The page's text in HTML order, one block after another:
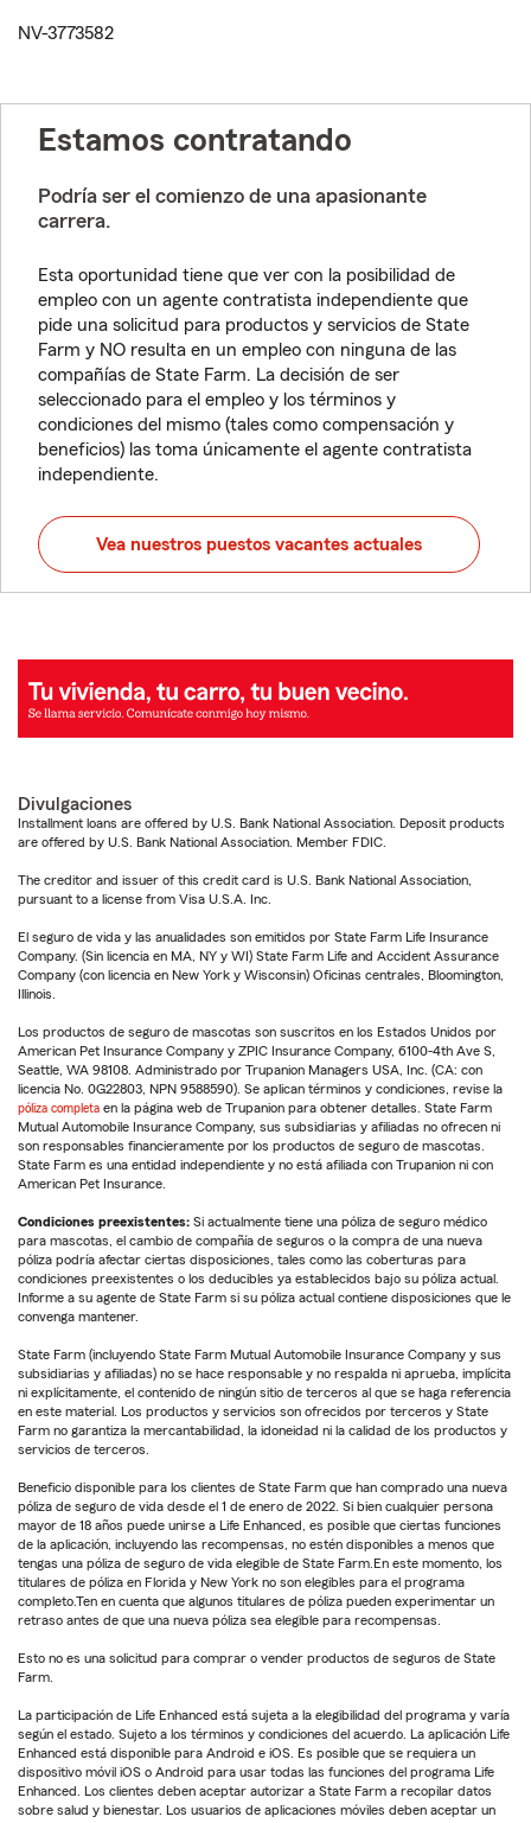
NV-3773582
Estamos contratando
Podría ser el comienzo de una apasionante
carrera.
Esta oportunidad tiene que ver con la posibilidad de
empleo con un agente contratista independiente que
pide una solicitud para productos y servicios de State
Farm y NO resulta en un empleo con ninguna de las
compañías de State Farm. La decisión de ser
seleccionado para el empleo y los términos y
condiciones del mismo (tales como compensación y
beneficios) las toma únicamente el agente contratista
independiente.
Vea nuestros puestos vacantes actuales
Divulgaciones
Installment loans are offered by U.S. Bank National Association. Deposit products
are offered by U.S. Bank National Association. Member FDIC.
The creditor and issuer of this credit card is U.S. Bank National Association,
pursuant to a license from Visa U.S.A. Inc.
El seguro de vida y las anualidades son emitidos por State Farm Life Insurance
Company. (Sin licencia en MA, NY y WI) State Farm Life and Accident Assurance
Company (con licencia en New York y Wisconsin) Oficinas centrales, Bloomington,
Illinois.
Los productos de seguro de mascotas son suscritos en los Estados Unidos por
American Pet Insurance Company y ZPIC Insurance Company, 6100-4th Ave S,
Seattle, WA 98108. Administrado por Trupanion Managers USA, Inc. (CA: con
licencia No. 0G22803, NPN 9588590). Se aplican términos y condiciones, revise la
póliza completa en la página web de Trupanion para obtener detalles. State Farm
Mutual Automobile Insurance Company, sus subsidiarias y afiliadas no ofrecen ni
son responsables financieramente por los productos de seguro de mascotas.
State Farm es una entidad independiente y no está afiliada con Trupanion ni con
American Pet Insurance.
Condiciones preexistentes: Si actualmente tiene una póliza de seguro médico
para mascotas, el cambio de compañía de seguros o la compra de una nueva
póliza podría afectar ciertas disposiciones, tales como las coberturas para
condiciones preexistentes o los deducibles ya establecidos bajo su póliza actual.
Informe a su agente de State Farm si su póliza actual contiene disposiciones que le
convenga mantener.
State Farm (incluyendo State Farm Mutual Automobile Insurance Company y sus
subsidiarias y afiliadas) no se hace responsable y no respalda ni aprueba, implícita
ni explícitamente, el contenido de ningún sitio de terceros al que se haga referencia
en este material. Los productos y servicios son ofrecidos por terceros y State
Farm no garantiza la mercantabilidad, la idoneidad ni la calidad de los productos y
servicios de terceros.
Beneficio disponible para los clientes de State Farm que han comprado una nueva
póliza de seguro de vida desde el 1 de enero de 2022. Si bien cualquier persona
mayor de 18 años puede unirse a Life Enhanced, es posible que ciertas funciones
de la aplicación, incluyendo las recompensas, no estén disponibles a menos que
tengas una póliza de seguro de vida elegible de State Farm.En este momento, los
titulares de póliza en Florida y New York no son elegibles para el programa
completo.Ten en cuenta que algunos titulares de póliza pueden experimentar un
retraso antes de que una nueva póliza sea elegible para recompensas.
Esto no es una solicitud para comprar o vender productos de seguros de State
Farm.
La participación de Life Enhanced está sujeta a la elegibilidad del programa y varía
según el estado. Sujeto a los términos y condiciones del acuerdo. La aplicación Life
Enhanced está disponible para Android e iOS. Es posible que se requiera un
dispositivo móvil iOS o Android para usar todas las funciones del programa Life
Enhanced. Los clientes deben aceptar autorizar a State Farm a recopilar datos
sobre salud y bienestar. Los usuarios de aplicaciones móviles deben aceptar un